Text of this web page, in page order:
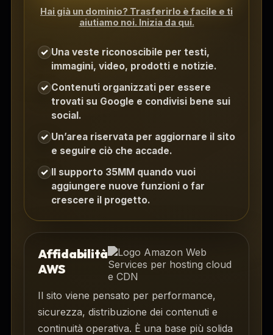
Hai già un dominio? Trasferirlo è facile e ti
aiutiamo noi. Inizia da qui.
✓ Una veste riconoscibile per testi,
immagini, video, prodotti e notizie.
✓ Contenuti organizzati per essere
trovati su Google e condivisi bene sui
social.
✓ Un’area riservata per aggiornare il sito
e seguire ciò che accade.
✓ Il supporto 35MM quando vuoi
aggiungere nuove funzioni o far
crescere il progetto.
Affidabilità
AWS
Il sito viene pensato per performance,
sicurezza, distribuzione dei contenuti e
continuità operativa. È una base più solida